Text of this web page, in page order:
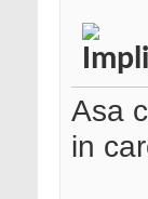
Asa
in